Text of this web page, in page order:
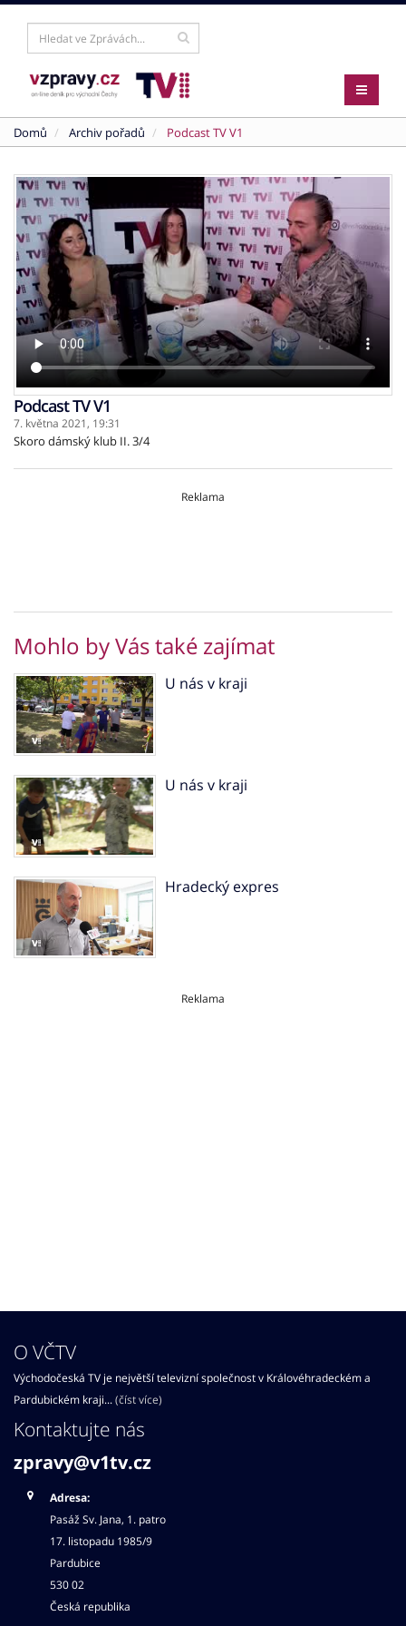
Domů Archiv pořadů Podcast TV V1
Podcast TV V1
7. května 2021, 19:31
Skoro dámský klub II. 3/4
Reklama
Mohlo by Vás také zajímat
U nás v kraji
U nás v kraji
Hradecký expres
Reklama
O VČTV
Východočeská TV je největší televizní společnost v Královéhradeckém a
Pardubickém kraji...(číst více)
Kontaktujte nás
zpravy@v1tv.cz
Adresa:
Pasáž Sv. Jana, 1. patro
17. listopadu 1985/9
Pardubice
530 02
Česká republika